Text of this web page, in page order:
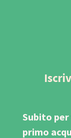
Subito
primo